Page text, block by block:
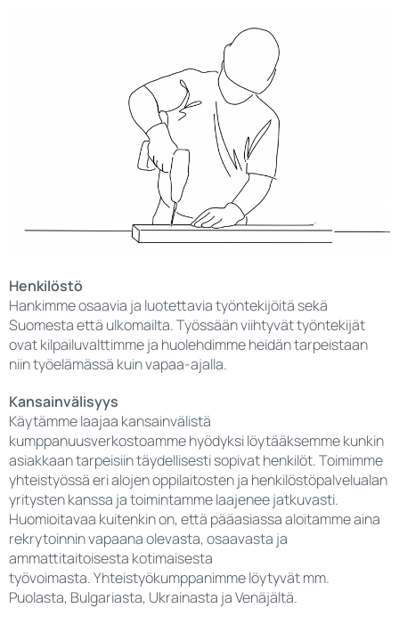
Henkilöstö
Hankimme osaavia ja luotettavia työntekijöitä sekä
Suomesta että ulkomailta. Työssään viihtyvät työntekijät
ovat kilpailuvalttimme ja huolehdimme heidän tarpeistaan
niin työelämässä kuin vapaa-ajalla.
Kansainvälisyys
Käytämme laajaa kansainvälistä
kumppanuusverkostoamme hyödyksi löytääksemme kunkin
asiakkaan tarpeisiin täydellisesti sopivat henkilöt. Toimimme
yhteistyössä eri alojen oppilaitosten ja henkilöstöpalvelualan
yritysten kanssa ja toimintamme laajenee jatkuvasti.
Huomioitavaa kuitenkin on, että pääasiassa aloitamme aina
rekrytoinnin vapaana olevasta, osaavasta ja
ammattitaitoisesta kotimaisesta
työvoimasta. Yhteistyökumppanimme löytyvät mm.
Puolasta, Bulgariasta, Ukrainasta ja Venäjältä.